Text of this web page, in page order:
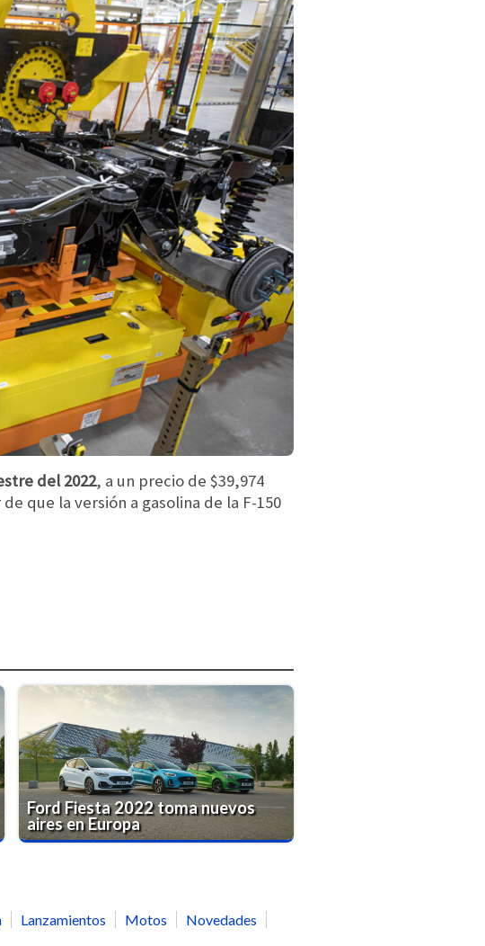
del 2022, a un precio de $39,974
que la versión a gasolina de la F-150
Ford Fiesta 2022 toma nuevos
aires en Europa
Lanzamientos Motos
Novedades